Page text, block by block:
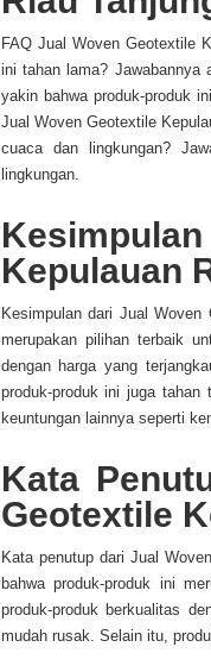
FAQ Jual Woven Geotextile
ini tahan lama? Jawabannya
yakin bahwa produk-produk
Jual Woven Geotextile
cuaca dan lingkungan?
lingkungan.
Kepulauan
Kesimpulan dari Jual Woven
merupakan pilihan terbaik
dengan harga yang
produk-produk ini juga tahan
keuntungan lainnya seperti
Kata
Geotextile
Kata penutup dari Jual
bahwa produk-produk ini
produk-produk berkualitas
mudah rusak. Selain itu,